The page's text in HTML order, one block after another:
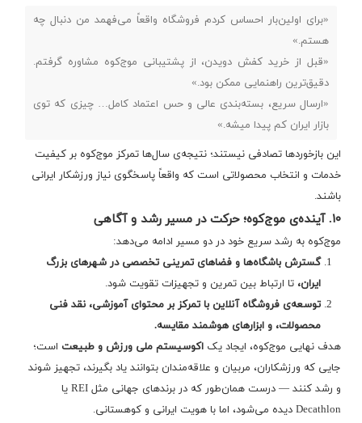
«برای اولین‌بار احساس کردم فروشگاه واقعاً می‌فهمد من دنبال چه
هستم.»
«قبل از خرید کفش دویدن، از پشتیبانی موج‌کوه مشاوره گرفتم.
دقیق‌ترین راهنمایی ممکن بود.»
«ارسال سریع، بسته‌بندی عالی و حس اعتماد کامل… چیزی که توی
بازار ایران کم پیدا میشه.»
این بازخوردها تصادفی نیستند؛ نتیجه‌ی سال‌ها تمرکز موج‌کوه بر کیفیت
خدمات و انتخاب محصولاتی است که واقعاً پاسخگوی نیاز ورزشکار ایرانی
باشند.
۱۰. آینده‌ی موج‌کوه؛ حرکت در مسیر رشد و آگاهی
موج‌کوه به رشد سریع خود در دو مسیر ادامه می‌دهد:
گسترش باشگاه‌ها و فضاهای تمرینی تخصصی در شهرهای بزرگ
ایران، تا ارتباط بین تمرین و تجهیزات تقویت شود.
توسعه‌ی فروشگاه آنلاین با تمرکز بر محتوای آموزشی، نقد فنی
محصولات، و ابزارهای هوشمند مقایسه.
هدف نهایی موج‌کوه، ایجاد یک اکوسیستم ملی ورزش و طبیعت است؛
جایی که ورزشکاران، مربیان و علاقه‌مندان بتوانند یاد بگیرند، تجهیز شوند
و رشد کنند — درست همان‌طور که در برندهای جهانی مثل REI یا
Decathlon دیده می‌شود، اما با هویت ایرانی و کوهستانی.